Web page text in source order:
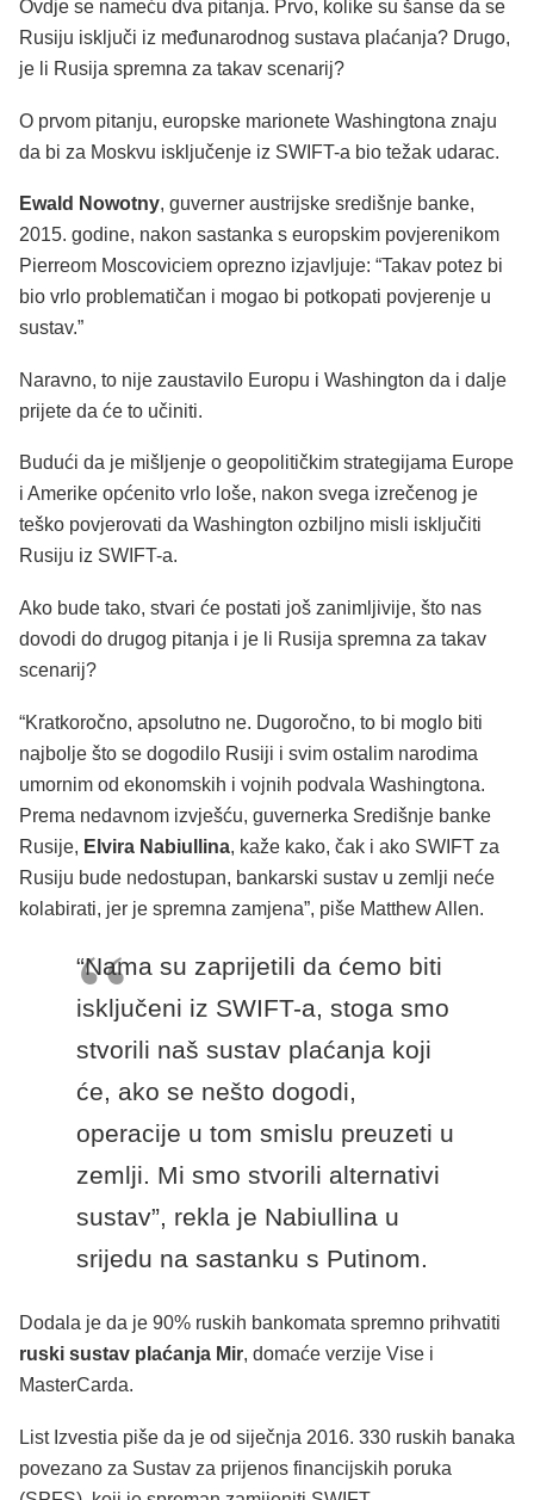
Ovdje se nameću dva pitanja. Prvo, kolike su šanse da se
Rusiju isključi iz međunarodnog sustava plaćanja? Drugo,
je li Rusija spremna za takav scenarij?
O prvom pitanju, europske marionete Washingtona znaju
da bi za Moskvu isključenje iz SWIFT-a bio težak udarac.
Ewald Nowotny, guverner austrijske središnje banke,
2015. godine, nakon sastanka s europskim povjerenikom
Pierreom Moscoviciem oprezno izjavljuje: “Takav potez bi
bio vrlo problematičan i mogao bi potkopati povjerenje u
sustav.”
Naravno, to nije zaustavilo Europu i Washington da i dalje
prijete da će to učiniti.
Budući da je mišljenje o geopolitičkim strategijama Europe
i Amerike općenito vrlo loše, nakon svega izrečenog je
teško povjerovati da Washington ozbiljno misli isključiti
Rusiju iz SWIFT-a.
Ako bude tako, stvari će postati još zanimljivije, što nas
dovodi do drugog pitanja i je li Rusija spremna za takav
scenarij?
“Kratkoročno, apsolutno ne. Dugoročno, to bi moglo biti
najbolje što se dogodilo Rusiji i svim ostalim narodima
umornim od ekonomskih i vojnih podvala Washingtona.
Prema nedavnom izvješću, guvernerka Središnje banke
Rusije, Elvira Nabiullina, kaže kako, čak i ako SWIFT za
Rusiju bude nedostupan, bankarski sustav u zemlji neće
kolabirati, jer je spremna zamjena”, piše Matthew Allen.
“Nama su zaprijetili da ćemo biti
isključeni iz SWIFT-a, stoga smo
stvorili naš sustav plaćanja koji
će, ako se nešto dogodi,
operacije u tom smislu preuzeti u
zemlji. Mi smo stvorili alternativi
sustav”, rekla je Nabiullina u
srijedu na sastanku s Putinom.
Dodala je da je 90% ruskih bankomata spremno prihvatiti
ruski sustav plaćanja Mir, domaće verzije Vise i
MasterCarda.
List Izvestia piše da je od siječnja 2016. 330 ruskih banaka
povezano za Sustav za prijenos financijskih poruka